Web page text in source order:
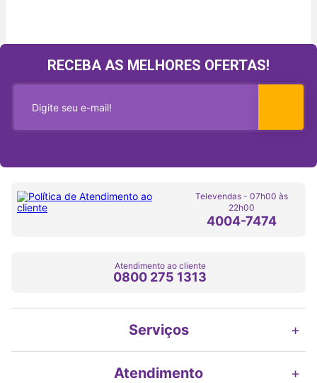
RECEBA AS MELHORES OFERTAS!
Televendas - 07h00 às
22h00
4004-7474
Atendimento ao cliente
0800 275 1313
Serviços +
Atendimento +